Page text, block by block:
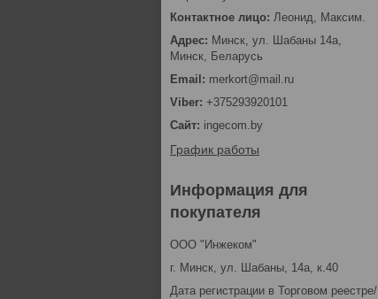
Леонид, Максим.
Минск, ул. Шабаны 14а,
Минск, Беларусь
merkort@mail.ru
+375293920101
ingecom.by
График работы
Информация для
покупателя
ООО "Инжеком"
г. Минск, ул. Шабаны, 14а, к.40
Дата регистрации в Торговом реестре/